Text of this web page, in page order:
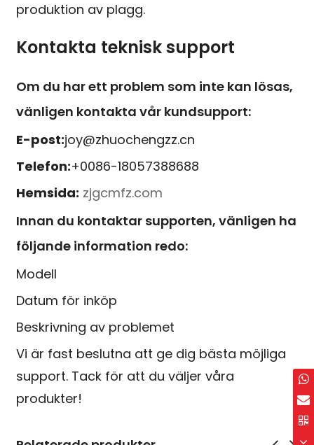
produktion av plagg.
Kontakta teknisk support
Om du har ett problem som inte kan lösas,
vänligen kontakta vår kundsupport:
E-post:joy@zhuochengzz.cn
Telefon:+0086-18057388688
Hemsida: zjgcmfz.com
Innan du kontaktar supporten, vänligen ha
följande information redo:
Modell
Datum för inköp
Beskrivning av problemet
Vi är fast beslutna att ge dig bästa möjliga
support. Tack för att du väljer våra
produkter!